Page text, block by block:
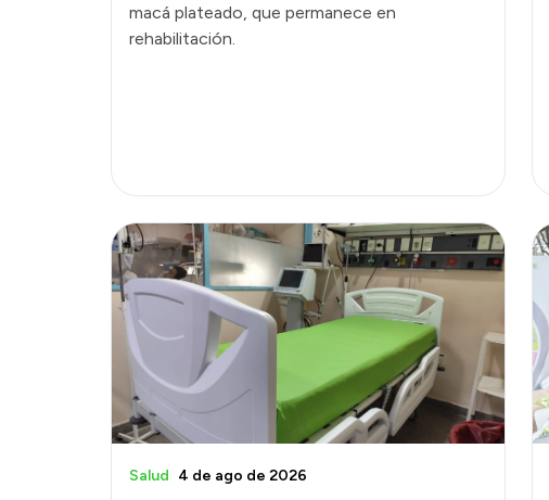
macá plateado, que permanece en
rehabilitación.
Salud 4 de ago de 2026